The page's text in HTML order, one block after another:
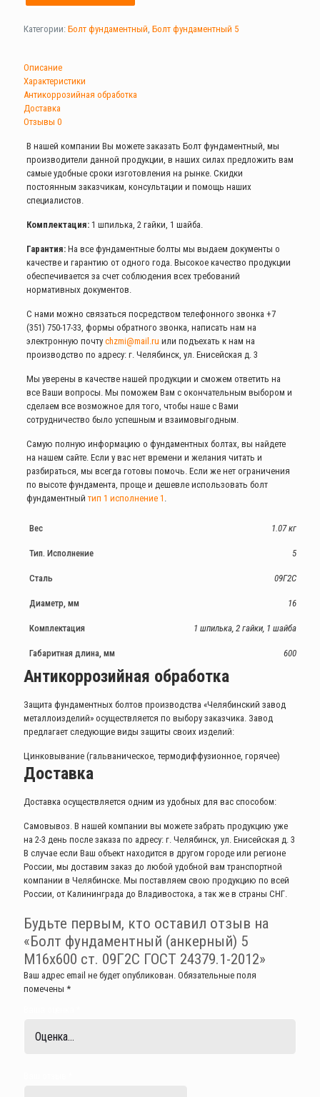
Категории: Болт фундаментный, Болт фундаментный 5
Описание
Характеристики
Антикоррозийная обработка
Доставка
Отзывы 0
В нашей компании Вы можете заказать Болт фундаментный, мы
производители данной продукции, в наших силах предложить вам
самые удобные сроки изготовления на рынке. Скидки
постоянным заказчикам, консультации и помощь наших
специалистов.
Комплектация:1 шпилька, 2 гайки, 1 шайба.
Гарантия:На все фундаментные болты мы выдаем документы о
качестве и гарантию от одного года. Высокое качество продукции
обеспечивается за счет соблюдения всех требований
нормативных документов.
С нами можно связаться посредством телефонного звонка +7
(351) 750-17-33, формы обратного звонка, написать нам на
электронную почту chzmi@mail.ru или подъехать к нам на
производство по адресу: г. Челябинск, ул. Енисейская д. 3
Мы уверены в качестве нашей продукции и сможем ответить на
все Ваши вопросы. Мы поможем Вам с окончательным выбором и
сделаем все возможное для того, чтобы наше с Вами
сотрудничество было успешным и взаимовыгодным.
Самую полную информацию о фундаментных болтах, вы найдете
на нашем сайте. Если у вас нет времени и желания читать и
разбираться, мы всегда готовы помочь. Если же нет ограничения
по высоте фундамента, проще и дешевле использовать болт
фундаментный тип 1 исполнение 1 .
Вес 1.07 кг
Тип. Исполнение 5
Сталь 09Г2С
Диаметр, мм 16
Комплектация 1 шпилька, 2 гайки, 1 шайба
Габаритная длина, мм 600
Антикоррозийная обработка
Защита фундаментных болтов производства «Челябинский завод
металлоизделий» осуществляется по выбору заказчика. Завод
предлагает следующие виды защиты своих изделий:
Цинковывание (гальваническое, термодиффузионное, горячее)
Доставка
Доставка осуществляется одним из удобных для вас способом:
Самовывоз. В нашей компании вы можете забрать продукцию уже
на 2-3 день после заказа по адресу: г. Челябинск, ул. Енисейская д. 3
В случае если Ваш объект находится в другом городе или регионе
России, мы доставим заказ до любой удобной вам транспортной
компании в Челябинске. Мы поставляем свою продукцию по всей
России, от Калининграда до Владивостока, а так же в страны СНГ.
Будьте первым, кто оставил отзыв на
«Болт фундаментный (анкерный) 5
М16х600 ст. 09Г2С ГОСТ 24379.1-2012»
Ваш адрес email не будет опубликован. Обязательные поля
помечены *